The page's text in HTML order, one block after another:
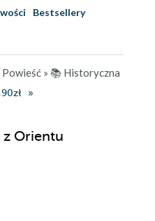
Bestsellery
Powieść » 📚 Historyczna
z Orientu